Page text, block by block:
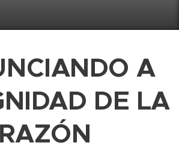
A
DE LA
RAZÓN